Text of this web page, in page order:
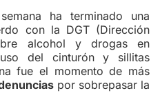
ha terminado una
con la DGT (Dirección
alcohol y drogas en
del cinturón y sillitas
fue el momento de más
por sobrepasar la